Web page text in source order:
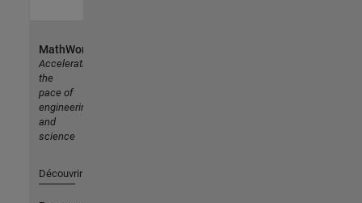
MathWorks
Accelerating
the
pace of
engineering
and
science
Découvrir les produits